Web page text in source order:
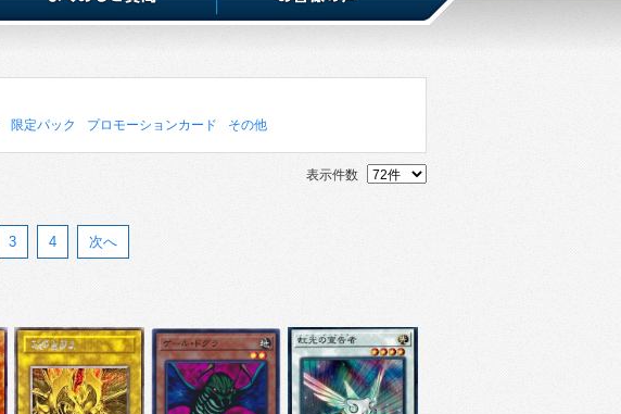
限定パック プロモーションカード その他
表示件数
3 4 次へ